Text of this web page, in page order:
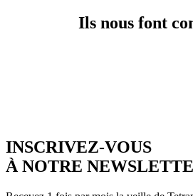
Ils nous font
INSCRIVEZ-VOUS
À NOTRE